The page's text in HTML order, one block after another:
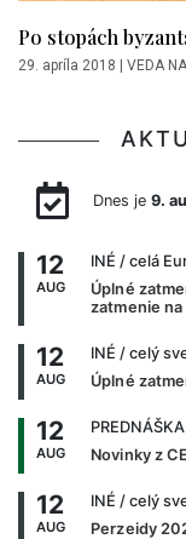
Po stopách
29. apríla 2018 VEDA
Dnes je 9.
12
AUG
INÉ / celá
Úplné
zatmenie
12
AUG
INÉ / celý
Úplné
12
AUG
PREDNÁŠKA
Novinky z
12
AUG
INÉ / celý
Perzeidy